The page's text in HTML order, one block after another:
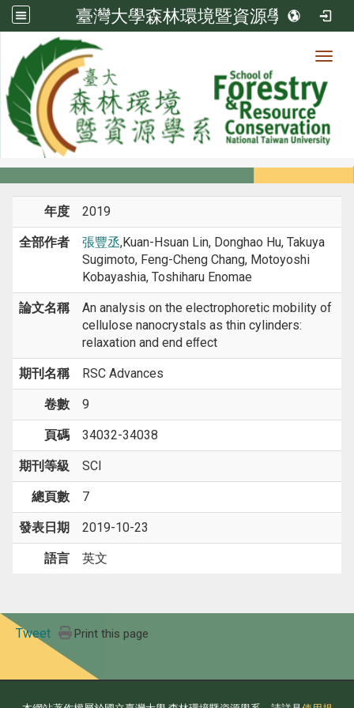
臺灣大學森林環境暨資源學系
系所成員
系所成員
年度 2019
全部作者 張豐丞,Kuan-Hsuan Lin, Donghao Hu, Takuya
Sugimoto, Feng-Cheng Chang, Motoyoshi
Kobayashia, Toshiharu Enomae
論文名稱
An analysis on the electrophoretic mobility of
cellulose nanocrystals as thin cylinders:
relaxation and end eﬀect
期刊名稱 RSC Advances
卷數 9
頁碼 34032-34038
期刊等級 SCI
總頁數 7
發表日期 2019-10-23
語言 英文
Tweet Print this page